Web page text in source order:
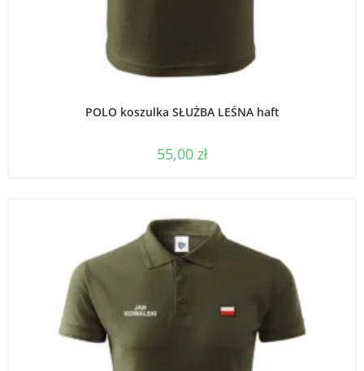
WYBIERZ OPCJE
POLO koszulka SŁUŻBA LEŚNA haft
55,00 zł